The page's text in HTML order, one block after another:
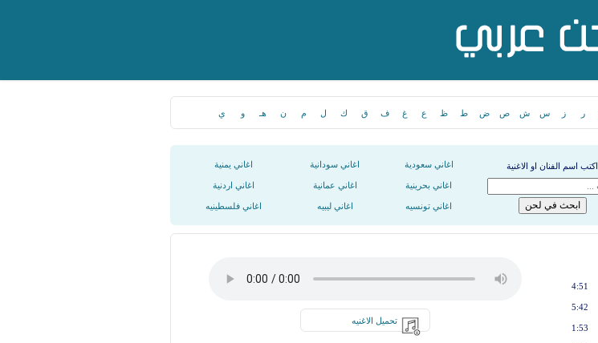
ر ز س ش ص ض ط ظ ع غ ف ق ك ل م ن هـ و ي
اكتب اسم الفنان او الاغنية اغاني سعودية اغاني سودانية اغاني يمنية
اغاني بحرينية اغاني عمانية اغاني اردنية
اغاني تونسيه اغاني ليبيه اغاني فلسطينيه
4:51
5:42
1:53
تحميل الاغنيه